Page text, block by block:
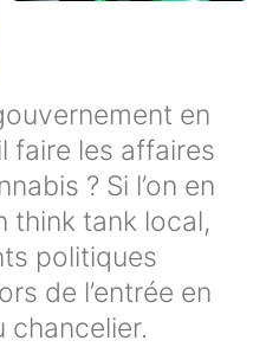
en
faire les affaires
? Si l’on en
think tank local,
politiques
de l’entrée en
chancelier.